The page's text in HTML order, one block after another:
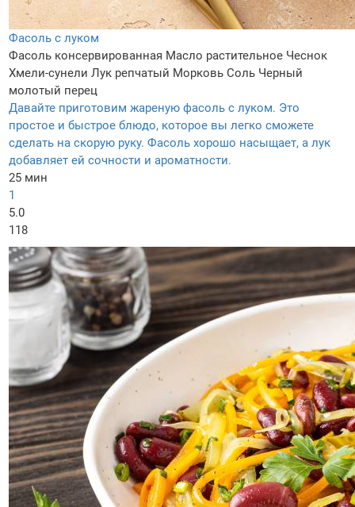
Фасоль с луком
Фасоль консервированная Масло растительное Чеснок
Хмели-сунели Лук репчатый Морковь Соль Черный
молотый перец
Давайте приготовим жареную фасоль с луком. Это
простое и быстрое блюдо, которое вы легко сможете
сделать на скорую руку. Фасоль хорошо насыщает, а лук
добавляет ей сочности и ароматности.
25 мин
1
5.0
118